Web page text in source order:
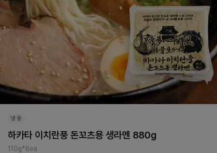
하카타 이치란풍 돈꼬츠용 생라멘 880g
110g*8ea